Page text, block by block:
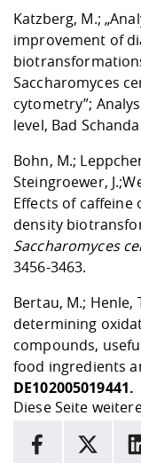
Katzberg, M.;
improvement of
Saccharomyces
cytometry”;
level, Bad
Bohn, M.;
Steingroewer,
Effects of
density
Saccharomyces
3456-3463.
Bertau, M.; Henle,
determining
compounds,
food ingredients
DE102005019441.
Diese Seite
Facebook
X